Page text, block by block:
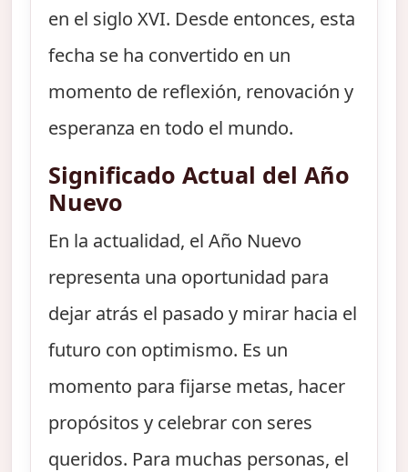
en el siglo XVI. Desde entonces, esta
fecha se ha convertido en un
momento de reflexión, renovación y
esperanza en todo el mundo.
Significado Actual del Año
Nuevo
En la actualidad, el Año Nuevo
representa una oportunidad para
dejar atrás el pasado y mirar hacia el
futuro con optimismo. Es un
momento para fijarse metas, hacer
propósitos y celebrar con seres
queridos. Para muchas personas, el